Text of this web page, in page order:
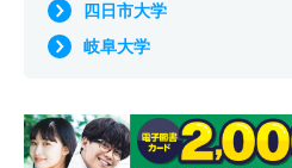
四日市大学
岐阜大学